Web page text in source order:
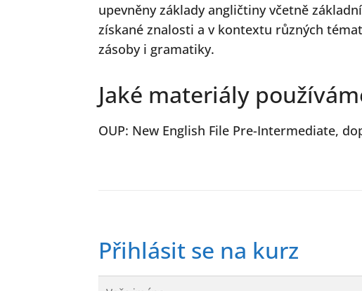
upevněny základy angličtiny včetně
získané znalosti a v kontextu různých
zásoby i gramatiky.
Jaké materiály
OUP: New English File Pre-Intermediate,
Přihlásit se na kurz